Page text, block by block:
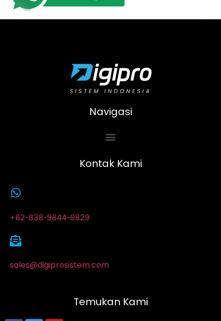
Navigasi
Kontak Kami
+62-838-9844-9829
sales@digiprosistem.com
Temukan Kami